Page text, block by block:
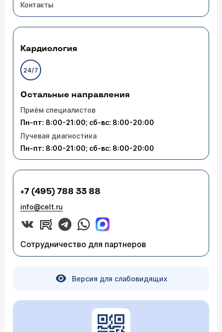
Контакты
Кардиология
24/7
Остальные направления
Приём специалистов
Пн-пт: 8:00-21:00; сб-вс: 8:00-20:00
Лучевая диагностика
Пн-пт: 8:00-21:00; сб-вс: 8:00-20:00
+7 (495) 788 33 88
info@celt.ru
Сотрудничество для партнеров
Версия для слабовидящих